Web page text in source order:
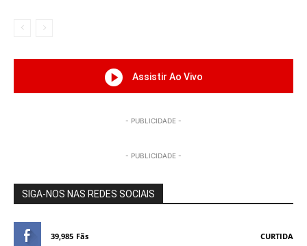
Assistir Ao Vivo
- PUBLICIDADE -
- PUBLICIDADE -
SIGA-NOS NAS REDES SOCIAIS
39,985 Fãs CURTIDA